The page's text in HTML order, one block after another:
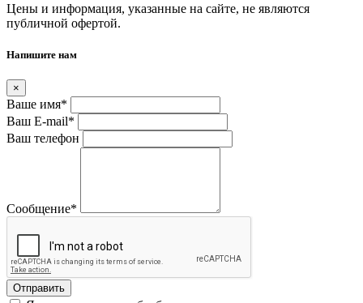
Цены и информация, указанные на сайте, не являются
публичной офертой.
Напишите нам
×
Ваше имя*
Ваш E-mail*
Ваш телефон
Сообщение*